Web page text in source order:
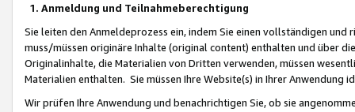
1. Anmeldung und Teilnahmeberechtigung
Sie leiten den Anmeldeprozess ein, indem Sie einen vollständigen
muss/müssen originäre Inhalte (original content) enthalten und über
Originalinhalte, die Materialien von Dritten verwenden, müssen
Materialien enthalten. Sie müssen Ihre Website(s) in Ihrer Anwendung
Wir prüfen Ihre Anwendung und benachrichtigen Sie, ob sie